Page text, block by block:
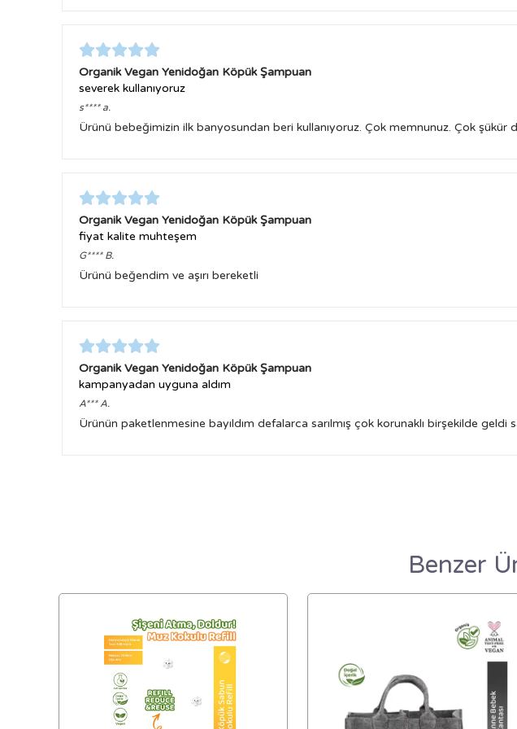
Organik Vegan Yenidoğan Köpük Şampuan
severek kullanıyoruz
s**** a.
Ürünü bebeğimizin ilk banyosundan beri kullanıyoruz. Çok memnunuz. Çok şükür
Organik Vegan Yenidoğan Köpük Şampuan
fiyat kalite muhteşem
G**** B.
Ürünü beğendim ve aşırı bereketli
Organik Vegan Yenidoğan Köpük Şampuan
kampanyadan uyguna aldım
A*** A.
Ürünün paketlenmesine bayıldım defalarca sarılmış çok korunaklı birşekilde
Benzer